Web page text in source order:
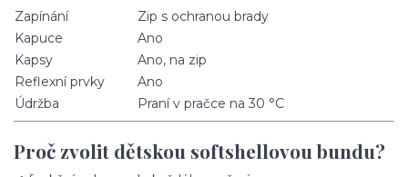
Zapínání
Zip s ochranou brady
Kapuce
Ano
Kapsy
Ano, na zip
Reflexní prvky
Ano
Údržba
Praní v pračce na 30 °C
Proč zvolit dětskou softshellovou bundu?